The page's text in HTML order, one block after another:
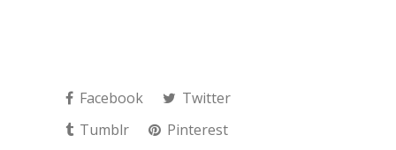
Facebook
Twitter
Tumblr
Pinterest